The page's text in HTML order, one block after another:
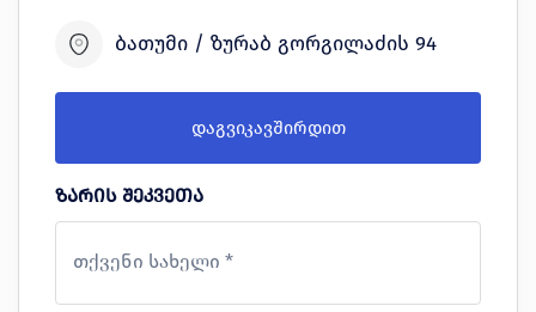
ბათუმი / ზურაბ გორგილაძის 94
დაგვიკავშირდით
ზარის შეკვეთა
თქვენი სახელი *